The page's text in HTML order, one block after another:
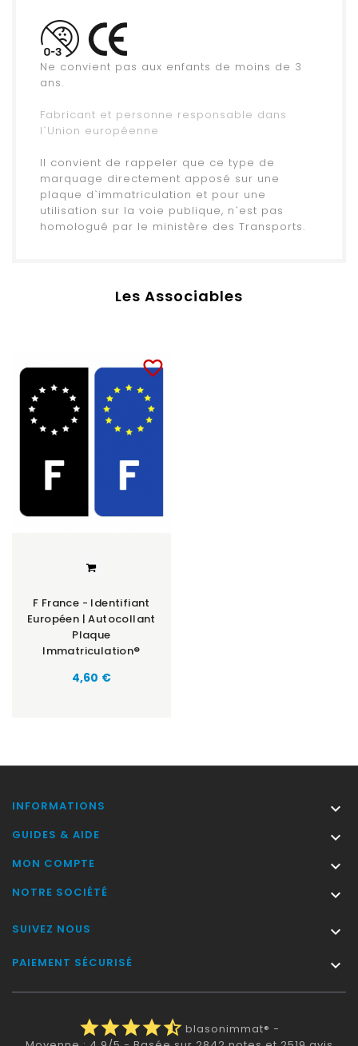
Ne convient pas aux enfants de moins de 3
ans.
Fabricant et personne responsable dans
l`Union européenne
Il convient de rappeler que ce type de
marquage directement apposé sur une
plaque d`immatriculation et pour une
utilisation sur la voie publique, n`est pas
homologué par le ministère des Transports.
Les Associables
favorite_border
F France - Identifiant
Européen | Autocollant
Plaque
Immatriculation®
Prix
4,60 €
INFORMATIONS 
GUIDES & AIDE 
MON COMPTE 
NOTRE SOCIÉTÉ 
SUIVEZ NOUS 
PAIEMENT SÉCURISÉ 
starstarstarstarstar_half blasonimmat® -